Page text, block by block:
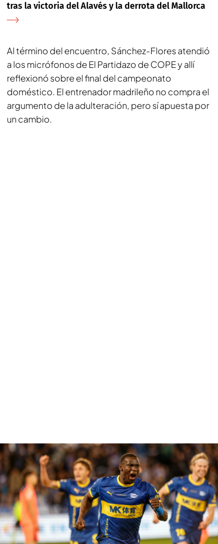
tras la victoria del Alavés y la derrota del Mallorca
Al término del encuentro, Sánchez-Flores atendió
a los micrófonos de El Partidazo de COPEy allí
reflexionó sobre el final del campeonato
doméstico. El entrenador madrileño no compra el
argumento de la adulteración, pero sí apuesta por
un cambio.